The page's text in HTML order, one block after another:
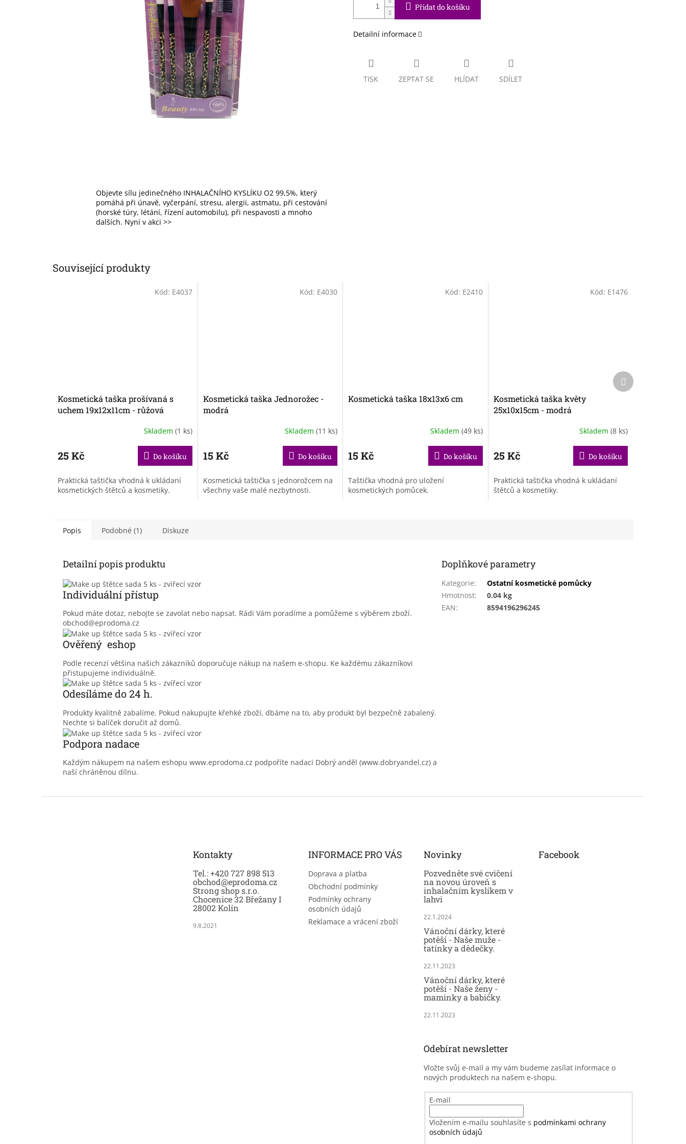
Přidat do košíku
Detailní informace
TISK ZEPTAT SE HLÍDAT SDÍLET
Objevte sílu jedinečného INHALAČNÍHO KYSLÍKU O2 99,5%, který
pomáhá při únavě, vyčerpání, stresu, alergii, astmatu, při cestování
(horské túry, létání, řízení automobilu), při nespavosti a mnoho
dalších. Nyní v akci >>
Související produkty
Kosmetická taška prošívaná s
uchem 19x12x11cm - růžová
Skladem (1 ks)
25 Kč Do košíku
Praktická taštička vhodná k ukládaní
kosmetických štětců a kosmetiky.
Kód: E4037
Kosmetická taška Jednorožec -
modrá
Skladem (11 ks)
15 Kč Do košíku
Kosmetická taštička s jednorožcem na
všechny vaše malé nezbytnosti.
Kód: E4030
Kosmetická taška 18x13x6 cm
Skladem (49 ks)
15 Kč Do košíku
Taštička vhodná pro uložení
kosmetických pomůcek.
Kód: E2410
Kosmetická taška květy
25x10x15cm - modrá
Skladem (8 ks)
25 Kč Do košíku
Praktická taštička vhodná k ukládaní
štětců a kosmetiky.
Kód: E1476
Další
produkt
Popis Podobné (1) Diskuze
Detailní popis produktu
Individuální přístup
Pokud máte dotaz, nebojte se zavolat nebo napsat. Rádi Vám poradíme a pomůžeme s výběrem zboží.
obchod@eprodoma.cz
Ověřený eshop
Podle recenzí většina našich zákazníků doporučuje nákup na našem e-shopu. Ke každému zákazníkovi
přistupujeme individuálně.
Odesíláme do 24 h.
Produkty kvalitně zabalíme. Pokud nakupujte křehké zboží, dbáme na to, aby produkt byl bezpečně zabalený.
Nechte si balíček doručit až domů.
Podpora nadace
Každým nákupem na našem eshopu www.eprodoma.cz podpoříte nadaci Dobrý anděl (www.dobryandel.cz) a
naší chráněnou dílnu.
Doplňkové parametry
Kategorie:
Ostatní kosmetické pomůcky
Hmotnost:
0.04 kg
EAN: 8594196296245
Kontakty
Tel.: +420 727 898 513
obchod@eprodoma.cz
Strong shop s.r.o.
Chocenice 32 Břežany I
28002 Kolín
9.8.2021
INFORMACE PRO VÁS
Doprava a platba
Obchodní podmínky
Podmínky ochrany
osobních údajů
Reklamace a vrácení zboží
Novinky
Pozvedněte své cvičení
na novou úroveň s
inhalačním kyslíkem v
lahvi
22.1.2024
Vánoční dárky, které
potěší - Naše muže -
tatínky a dědečky.
22.11.2023
Vánoční dárky, které
potěší - Naše ženy -
maminky a babičky.
22.11.2023
Facebook
Odebírat newsletter
Vložte svůj e-mail a my vám budeme zasílat informace o
nových produktech na našem e-shopu.
E-mail
Vložením e-mailu souhlasíte s podmínkami ochrany
osobních údajů